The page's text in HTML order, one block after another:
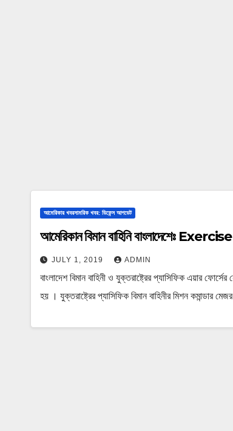
আমেরিকার খবরসামরিক খবর: ডিফেন্স আপডেট
আমেরিকান বিমান
JULY 1, 2019 ADMIN
বাংলাদেশ বিমান বাহিনী ও যুক্তরাষ্ট্রের প্যাসিফিক
হয় । যুক্তরাষ্ট্রের প্যাসিফিক বিমান বাহিনীর মিশন কমান্ডার